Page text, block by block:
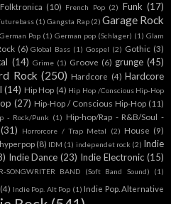
Folktronica (10) French Pop (2) Funk (17)
(1) Gangsta Rap (2) Garage Rock
German Pop (1) German pop (Schlager) (1) Glam
(6) Global Bass (1) Gospel (2) Gothic (3)
(14) Grime (1) Groove (6) grunge (45)
Rock (250) Hardcore (4) Hardcore
(14) Hip Hop (4) Hip Hop /Conscious Hip-Hop
(27) Hip-Hop / Conscious Hip-Hop (11)
- Rock/Punk (1) Hip-hop/Rap - R&B/Soul -
(31) Horrorcore / Trap Metal (2) House (9)
hyperpop (8) IDM (1) independet rock (2) Indie
Indie Dance (23) Indie Electronic (15)
SONGWRITER BAND (Soft Band Sound) (1)
(4) Indie Pop. Alt Pop (1) Indie Pop. Alternative